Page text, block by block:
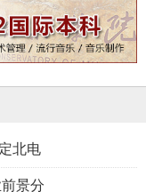
北电
景分